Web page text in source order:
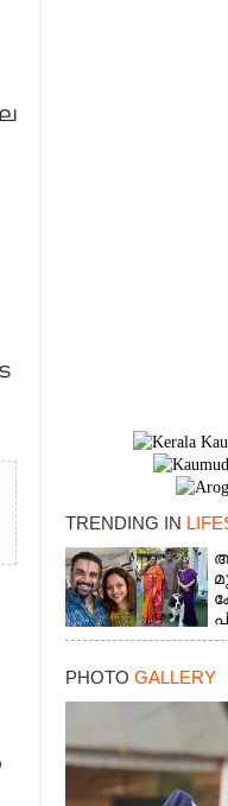
TRENDING IN
PHOTO GALLERY
×